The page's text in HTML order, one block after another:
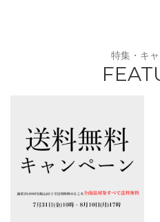
特集・キ